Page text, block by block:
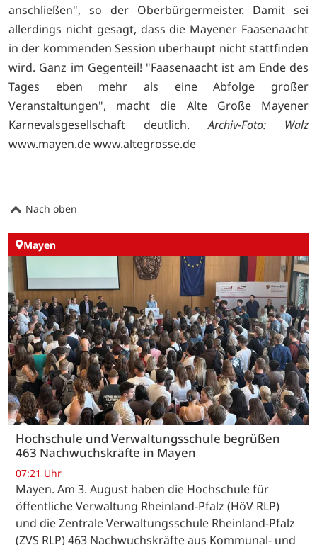
anschließen", so der Oberbürgermeister. Damit sei
allerdings nicht gesagt, dass die Mayener Faasenaacht
in der kommenden Session überhaupt nicht stattfinden
wird. Ganz im Gegenteil! "Faasenaacht ist am Ende des
Tages eben mehr als eine Abfolge großer
Veranstaltungen", macht die Alte Große Mayener
Karnevalsgesellschaft deutlich.Archiv-Foto: Walz
www.mayen.dewww.altegrosse.de
Nach oben
Mayen
Hochschule und Verwaltungsschule begrüßen
463 Nachwuchskräfte in Mayen
07:21 Uhr
Mayen. Am 3. August haben die Hochschule für
öffentliche Verwaltung Rheinland-Pfalz (HöV RLP)
und die Zentrale Verwaltungsschule Rheinland-Pfalz
(ZVS RLP) 463 Nachwuchskräfte aus Kommunal- und